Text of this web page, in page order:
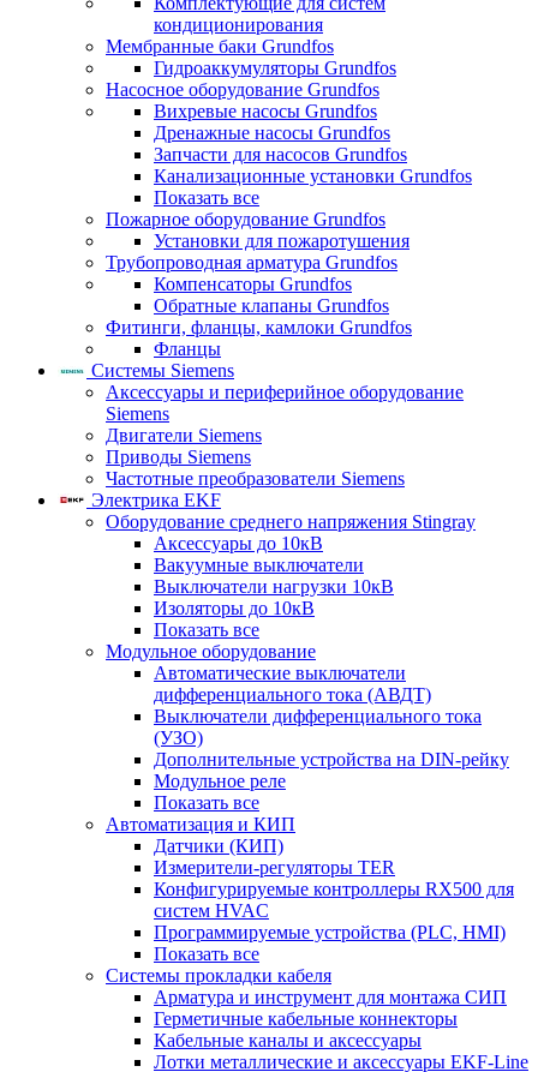
кондиционирования
Мембранные баки Grundfos
Гидроаккумуляторы Grundfos
Насосное оборудование Grundfos
Вихревые насосы Grundfos
Дренажные насосы Grundfos
Запчасти для насосов Grundfos
Канализационные установки Grundfos
Показать все
Пожарное оборудование Grundfos
Установки для пожаротушения
Трубопроводная арматура Grundfos
Компенсаторы Grundfos
Обратные клапаны Grundfos
Фитинги, фланцы, камлоки Grundfos
Фланцы
Системы Siemens
Аксессуары и периферийное оборудование
Siemens
Двигатели Siemens
Приводы Siemens
Частотные преобразователи Siemens
Электрика EKF
Оборудование среднего напряжения Stingray
Аксессуары до 10кВ
Вакуумные выключатели
Выключатели нагрузки 10кВ
Изоляторы до 10кВ
Показать все
Модульное оборудование
Автоматические выключатели
дифференциального тока (АВДТ)
Выключатели дифференциального тока
(УЗО)
Дополнительные устройства на DIN-рейку
Модульное реле
Показать все
Автоматизация и КИП
Датчики (КИП)
Измерители-регуляторы TER
Конфигурируемые контроллеры RX500 для
систем HVAC
Программируемые устройства (PLC, HMI)
Показать все
Системы прокладки кабеля
Арматура и инструмент для монтажа СИП
Герметичные кабельные коннекторы
Кабельные каналы и аксессуары
Лотки металлические и аксессуары EKF-Line